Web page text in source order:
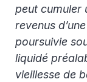
peut cumuler
revenus
poursuivie
liquidé
vieillesse de